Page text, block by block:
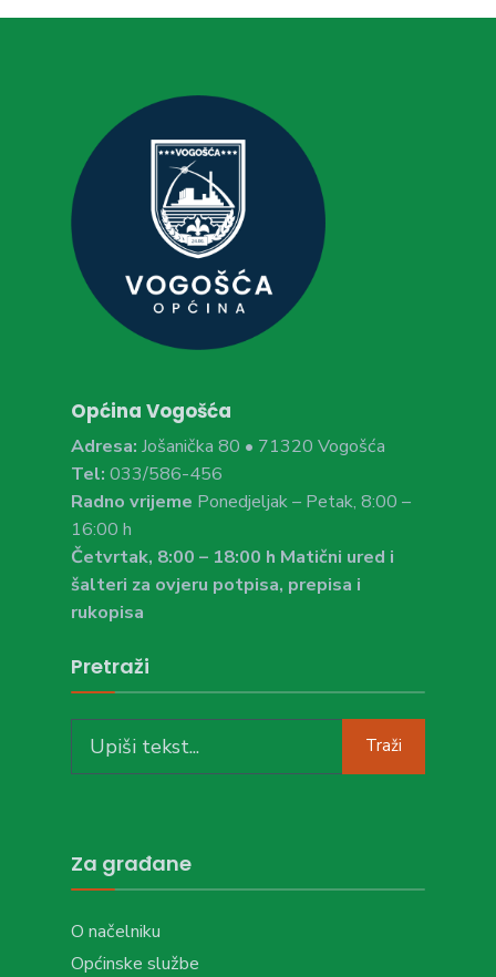
Općina Vogošća
Adresa: Jošanička 80 • 71320 Vogošća
Tel: 033/586-456
Radno vrijeme Ponedjeljak – Petak, 8:00 –
16:00 h
Četvrtak, 8:00 – 18:00 h Matični ured i
šalteri za ovjeru potpisa, prepisa i
rukopisa
Pretraži
for:
Traži
Za građane
O načelniku
Općinske službe